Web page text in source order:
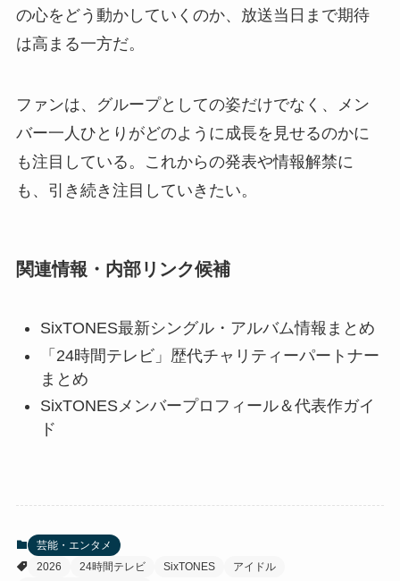
の心をどう動かしていくのか、放送当日まで期待
は高まる一方だ。
ファンは、グループとしての姿だけでなく、メン
バー一人ひとりがどのように成長を見せるのかに
も注目している。これからの発表や情報解禁に
も、引き続き注目していきたい。
関連情報・内部リンク候補
SixTONES最新シングル・アルバム情報まとめ
「24時間テレビ」歴代チャリティーパートナー
まとめ
SixTONESメンバープロフィール＆代表作ガイ
ド
芸能・エンタメ
2026
24時間テレビ SixTONES
アイドル